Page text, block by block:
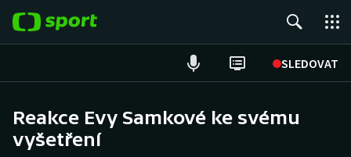
SLEDOVAT
Hokej
Reakce Evy Samkové ke svému
vyšetření